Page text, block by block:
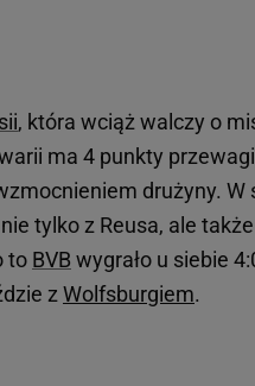
, która wciąż walczy o
ma 4 punkty
drużyny.
tylko z Reusa, ale
to BVB wygrało u siebie
z Wolfsburgiem.